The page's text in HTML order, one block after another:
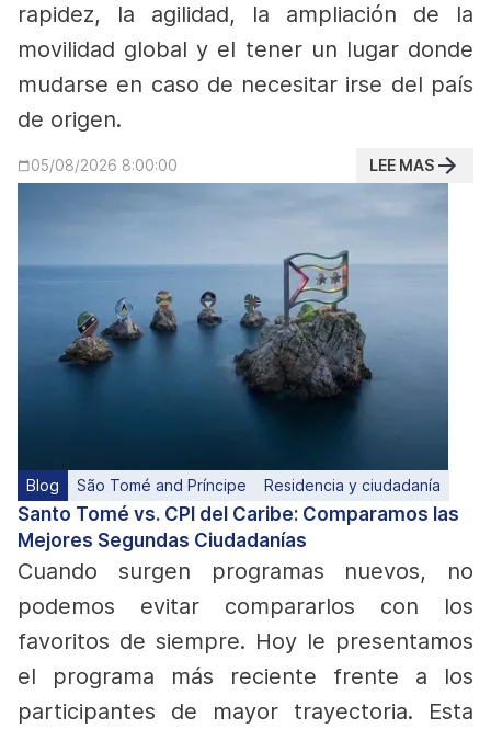
rapidez, la agilidad, la ampliación de la
movilidad global y el tener un lugar donde
mudarse en caso de necesitar irse del país
de origen.
05/08/2026 8:00:00 LEE MAS
Blog São Tomé and Príncipe Residencia y ciudadanía
Santo Tomé vs. CPI del Caribe: Comparamos las
Mejores Segundas Ciudadanías
Cuando surgen programas nuevos, no
podemos evitar compararlos con los
favoritos de siempre. Hoy le presentamos
el programa más reciente frente a los
participantes de mayor trayectoria. Esta